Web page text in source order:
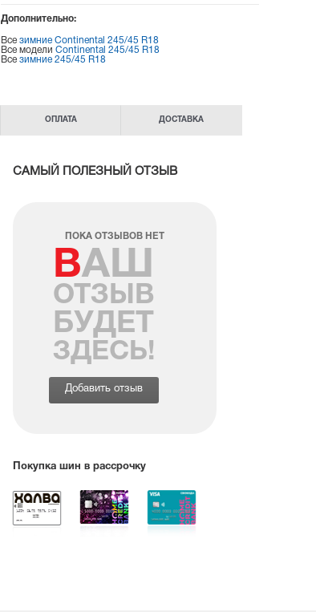
Дополнительно:
Всезимние Continental 245/45 R18
Все моделиContinental 245/45 R18
Всезимние 245/45 R18
ОПЛАТА ДОСТАВКА
САМЫЙ ПОЛЕЗНЫЙ ОТЗЫВ
ПОКА ОТЗЫВОВ НЕТ
ВАШ
ОТЗЫВ
БУДЕТ
ЗДЕСЬ!
Добавить отзыв
Покупка шин в рассрочку